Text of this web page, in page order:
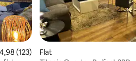
beoordeling van 4,98 op 5,
4,98 (123)
Flat